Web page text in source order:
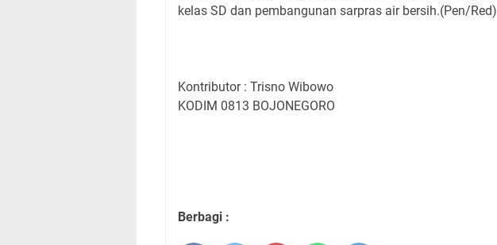
kelas SD dan pembangunan sarpras air bersih.(Pen/Red)
Kontributor : Trisno Wibowo
KODIM 0813 BOJONEGORO
Berbagi :